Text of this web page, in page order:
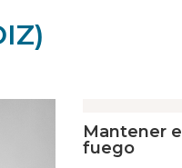
Mantener el
fuego